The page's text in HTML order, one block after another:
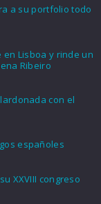
a su portfolio todo
en Lisboa y rinde un
Ribeiro
con el
españoles
XXVIII congreso